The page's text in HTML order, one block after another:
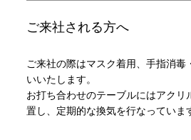
ご来社される方へ
ご来社の際はマスク着用、手指消毒
いいたします。
お打ち合わせのテーブルにはアクリ
置し、定期的な換気を行なっていま